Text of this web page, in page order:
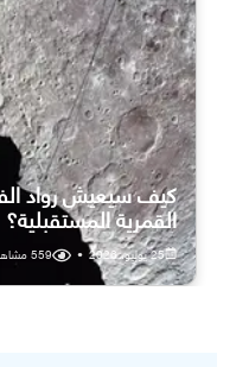
كيف سيعيش رواد
القمرية المستقبلية؟
25 يوليو، 2026 •
559